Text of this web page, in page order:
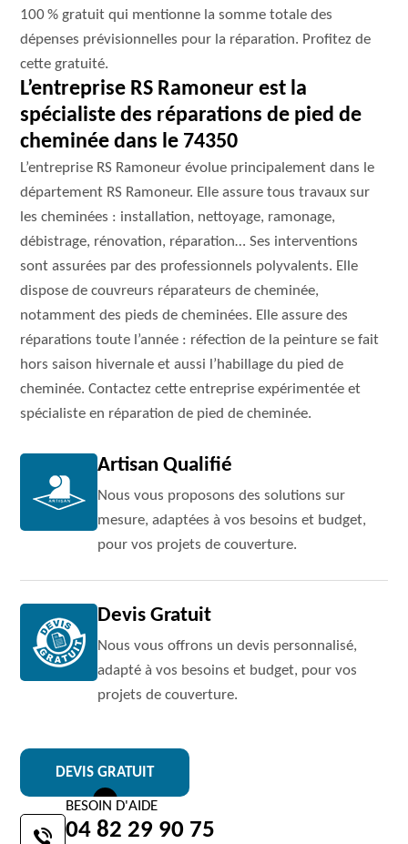
100 % gratuit qui mentionne la somme totale des
dépenses prévisionnelles pour la réparation. Profitez de
cette gratuité.
L’entreprise RS Ramoneur est la
spécialiste des réparations de pied de
cheminée dans le 74350
L’entreprise RS Ramoneur évolue principalement dans le
département RS Ramoneur. Elle assure tous travaux sur
les cheminées : installation, nettoyage, ramonage,
débistrage, rénovation, réparation… Ses interventions
sont assurées par des professionnels polyvalents. Elle
dispose de couvreurs réparateurs de cheminée,
notamment des pieds de cheminées. Elle assure des
réparations toute l’année : réfection de la peinture se fait
hors saison hivernale et aussi l’habillage du pied de
cheminée. Contactez cette entreprise expérimentée et
spécialiste en réparation de pied de cheminée.
Artisan Qualifié
Nous vous proposons des solutions sur
mesure, adaptées à vos besoins et budget,
pour vos projets de couverture.
Devis Gratuit
Nous vous offrons un devis personnalisé,
adapté à vos besoins et budget, pour vos
projets de couverture.
DEVIS GRATUIT
BESOIN D'AIDE
04 82 29 90 75